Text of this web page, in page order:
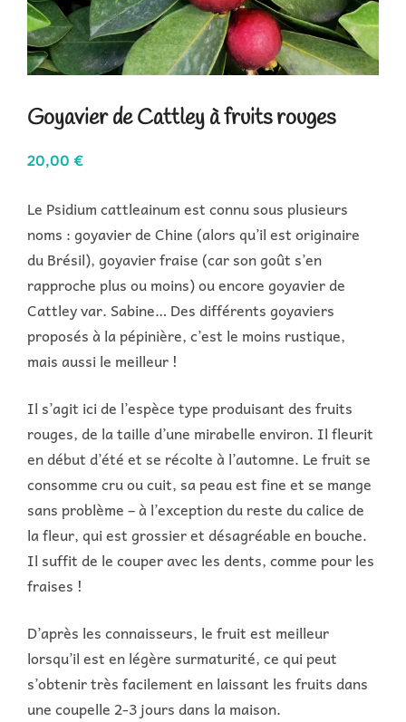
Goyavier de Cattley à fruits rouges
20,00 €
Le Psidium cattleainum est connu sous plusieurs
noms : goyavier de Chine (alors qu’il est originaire
du Brésil), goyavier fraise (car son goût s’en
rapproche plus ou moins) ou encore goyavier de
Cattley var. Sabine… Des différents goyaviers
proposés à la pépinière, c’est le moins rustique,
mais aussi le meilleur !
Il s’agit ici de l’espèce type produisant des fruits
rouges, de la taille d’une mirabelle environ. Il fleurit
en début d’été et se récolte à l’automne. Le fruit se
consomme cru ou cuit, sa peau est fine et se mange
sans problème – à l’exception du reste du calice de
la fleur, qui est grossier et désagréable en bouche.
Il suffit de le couper avec les dents, comme pour les
fraises !
D’après les connaisseurs, le fruit est meilleur
lorsqu’il est en légère surmaturité, ce qui peut
s’obtenir très facilement en laissant les fruits dans
une coupelle 2-3 jours dans la maison.